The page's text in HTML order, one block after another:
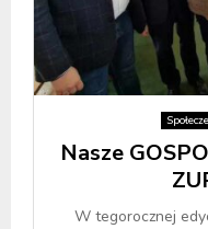
Nasze
W tegorocznej